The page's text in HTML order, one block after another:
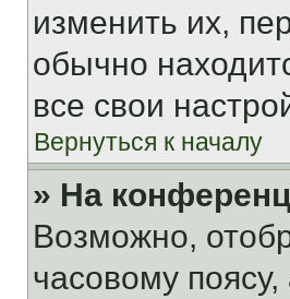
изменить их,
обычно
все свои
Вернуться к началу
» На
Возможно,
часовому